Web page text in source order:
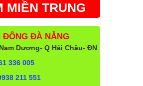
MIỀN TRUNG
ĐÔNG ĐÀ NẴNG
Dương- Q Hải Châu- ĐN
336 005
211 551